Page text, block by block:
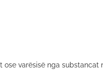
varësisë nga substancat